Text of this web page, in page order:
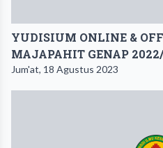
YUDISIUM ONLINE &
MAJAPAHIT GENAP
Jum'at, 18 Agustus 2023